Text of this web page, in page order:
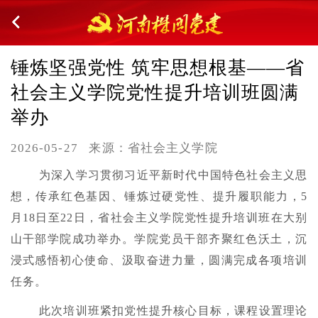
锤炼坚强党性 筑牢思想根基——省
社会主义学院党性提升培训班圆满
举办
2026-05-27 来源：省社会主义学院
为深入学习贯彻习近平新时代中国特色社会主义思
想，传承红色基因、锤炼过硬党性、提升履职能力，5
月18日至22日，省社会主义学院党性提升培训班在大别
山干部学院成功举办。学院党员干部齐聚红色沃土，沉
浸式感悟初心使命、汲取奋进力量，圆满完成各项培训
任务。
此次培训班紧扣党性提升核心目标，课程设置理论